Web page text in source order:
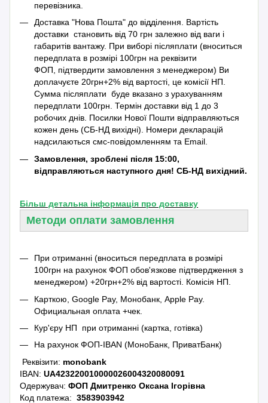
перевізника.
Доставка "Нова Пошта" до відділення. Вартість
доставки становить від 70 грн залежно від ваги і
габаритів вантажу. При виборі післяплати (вноситься
передплата в розмірі 100грн на реквізити
ФОП, підтвердити замовлення з менеджером) Ви
доплачуєте 20грн+2% від вартості, це комісії НП.
Сумма післяплати буде вказано з урахуванням
передплати 100грн. Термін доставки від 1 до 3
робочих днів. Посилки Нової Пошти відправляються
кожен день (СБ-НД вихідні). Номери декларацій
надсилаються смс-повідомленням та Emаil.
Замовлення, зроблені після 15:00,
відправляються наступного дня! СБ-НД вихідний.
Більш детальна інформація про доставку
Методи оплати замовлення
При отриманні (вноситься передплата в розмірі
100грн на рахунок ФОП обов'язкове підтвердження з
менеджером) +20грн+2% від вартості. Комісія НП.
Карткою, Google Pay, Монобанк, Apple Pay.
Официальная оплата +чек.
Кур'єру НП при отриманні (картка, готівка)
На рахунок ФОП-IBAN (МоноБанк, ПриватБанк)
Реквізити: monobank
IBAN:UA423220010000026004320080091
Одержувач:ФОП Дмитренко Оксана Ігорівна
Код платежа:3583903942